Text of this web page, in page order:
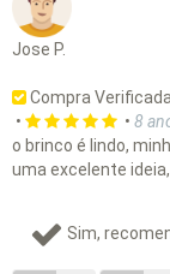
Jose P.
Compra Verificada
•
• 8
o brinco é lindo,
uma excelente
Sim,